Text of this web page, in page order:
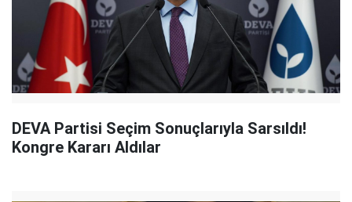
DEVA Partisi Seçim Sonuçlarıyla Sarsıldı!
Kongre Kararı Aldılar